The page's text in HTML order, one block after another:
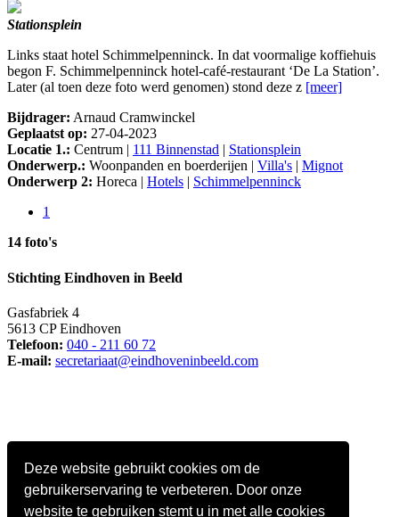
Deze website gebruikt cookies om de
gebruikerservaring te verbeteren. Door onze
website te gebruiken stemt u in met alle cookies
Stationsplein
Links staat hotel Schimmelpenninck. In dat voormalige koffiehuis
begon F. Schimmelpenninck hotel-café-restaurant ‘De La Station’.
Later (al toen deze foto werd genomen) stond deze z [meer]
Bijdrager: Arnaud Cramwinckel
Geplaatst op: 27-04-2023
Locatie 1.: Centrum | 111 Binnenstad | Stationsplein
Onderwerp.: Woonpanden en boerderijen | Villa's | Mignot
Onderwerp 2: Horeca | Hotels | Schimmelpenninck
1
14 foto's
Stichting Eindhoven in Beeld
Gasfabriek 4
5613 CP Eindhoven
Telefoon: 040 - 211 60 72
E-mail: secretariaat@eindhoveninbeeld.com